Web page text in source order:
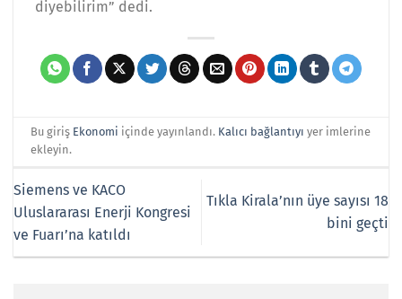
diyebilirim” dedi.
Bu giriş Ekonomi içinde yayınlandı. Kalıcı bağlantıyı yer imlerine
ekleyin.
Siemens ve KACO
Uluslararası Enerji Kongresi
ve Fuarı’na katıldı
Tıkla Kirala’nın üye sayısı 18
bini geçti